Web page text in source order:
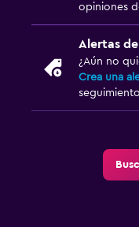
Carga de vehículos
Estacionamiento
Estacionamiento
Sistema de
TV por cable o vía
opiniones
Alertas
¿Aún no
Crea una